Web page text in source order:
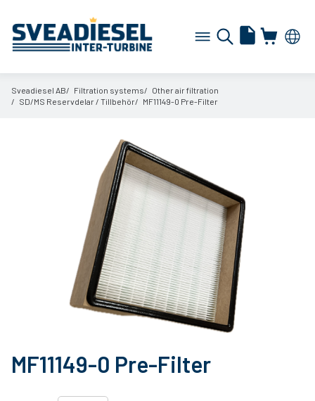
Sveadiesel AB Filtration systems
Other air filtration
SD/MS Reservdelar / Tillbehör MF11149-0 Pre-Filter
MF11149-0 Pre-Filter